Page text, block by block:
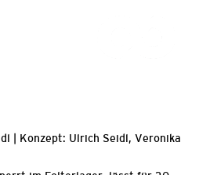
| Konzept: Ulrich Seidl, Veronika